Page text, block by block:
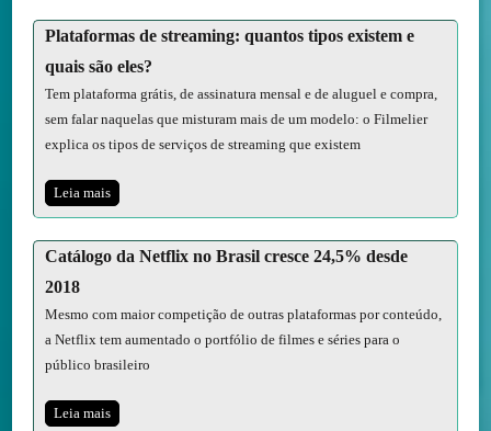
Plataformas de streaming: quantos tipos existem e
quais são eles?
Tem plataforma grátis, de assinatura mensal e de aluguel e compra,
sem falar naquelas que misturam mais de um modelo: o Filmelier
explica os tipos de serviços de streaming que existem
Leia mais
Catálogo da Netflix no Brasil cresce 24,5% desde
2018
Mesmo com maior competição de outras plataformas por conteúdo,
a Netflix tem aumentado o portfólio de filmes e séries para o
público brasileiro
Leia mais